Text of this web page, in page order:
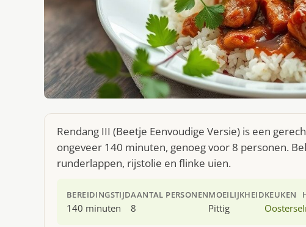
Rendang III (Beetje Eenvoudige Versie) is een
ongeveer 140 minuten, genoeg voor 8 personen.
runderlappen, rijstolie en flinke uien.
BEREIDINGSTIJD
140 minuten
AANTAL PERSONEN
8
MOEILIJKHEID
Pittig
KEUKEN
Oosterse